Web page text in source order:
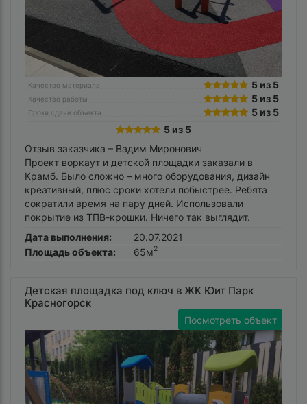
Качество материала 5 из 5
Качество работы 5 из 5
Сроки сдачи объекта
5 из 5
5 из 5
Отзыв заказчика – Вадим Миронович
Проект воркаут и детской площадки заказали в
Крамб. Было сложно – много оборудования, дизайн
креативный, плюс сроки хотели побыстрее. Ребята
сократили время на пару дней. Использовали
покрытие из ТПВ-крошки. Ничего так выглядит.
Дата выполнения:
20.07.2021
Площадь объекта:
65м2
Детская площадка под ключ в ЖК Юит Парк
Красногорск
Посмотреть объект